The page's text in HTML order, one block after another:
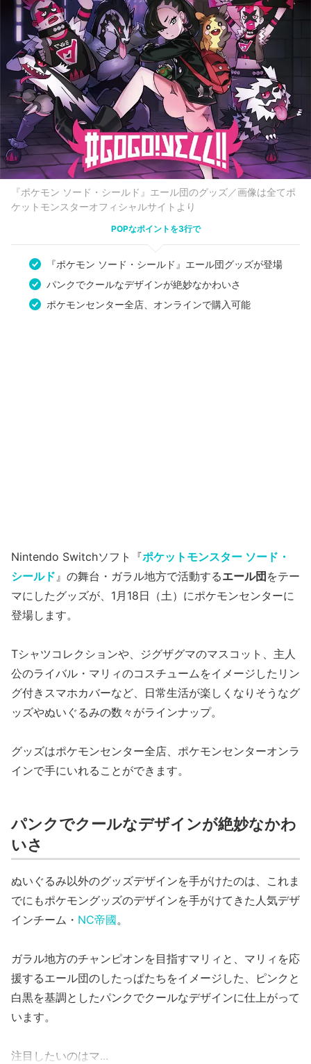
『ポケモン ソード・シールド』エール団のグッズ／画像は全てポ
ケットモンスターオフィシャルサイトより
POPなポイントを3行で
『ポケモン ソード・シールド』エール団グッズが登場
パンクでクールなデザインが絶妙なかわいさ
ポケモンセンター全店、オンラインで購入可能
Nintendo Switchソフト『ポケットモンスター ソード・
シールド』の舞台・ガラル地方で活動するエール団 をテー
マにしたグッズが、1月18日（土）にポケモンセンターに
登場します。
Tシャツコレクションや、ジグザグマのマスコット、主人
公のライバル・マリィのコスチュームをイメージしたリン
グ付きスマホカバーなど、日常生活が楽しくなりそうなグ
ッズやぬいぐるみの数々がラインナップ。
グッズはポケモンセンター全店、ポケモンセンターオンラ
インで手にいれることができます。
パンクでクールなデザインが絶妙なかわ
いさ
ぬいぐるみ以外のグッズデザインを手がけたのは、これま
でにもポケモングッズのデザインを手がけてきた人気デザ
インチーム・ NC帝國。
ガラル地方のチャンピオンを目指すマリィと、マリィを応
援するエール団のしたっぱたちをイメージした、ピンクと
白黒を基調としたパンクでクールなデザインに仕上がって
います。
注目したいのはマ...